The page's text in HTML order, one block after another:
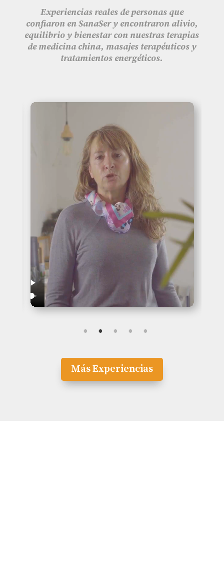
Experiencias reales de personas que
confiaron en SanaSer y encontraron alivio,
equilibrio y bienestar con nuestras terapias
de medicina china, masajes terapéuticos y
tratamientos energéticos.
Más Experiencias